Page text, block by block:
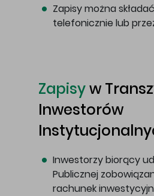
Zapisy można
telefonicznie lub
Zapisyw
Inwestorów
Inwestorzy biorący
Publicznej
rachunek